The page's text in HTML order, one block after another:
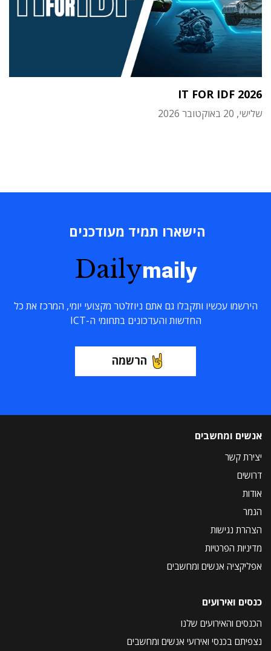
IT FOR IDF 2026
שלישי, 20 באוקטובר 2026
הישארו תמיד מעודכנים
Dailymaily
הירשמו עכשיו ותקבלו גם אתם ניוזלטר מקצועי יומי, המרכז את כל
החדשות והעדכונים בתחומי ה-ICT
הרשמה
אנשים ומחשבים
יצירת קשר
דרושים
אודות
הנמר
הצהרת נגישות
מדיניות הפרטיות
אפליקציה אנשים ומחשבים
כנסים ואירועים
הכנסים והאירועים שלנו
נצפיתם בכנסי ואירועי אנשים ומחשבים